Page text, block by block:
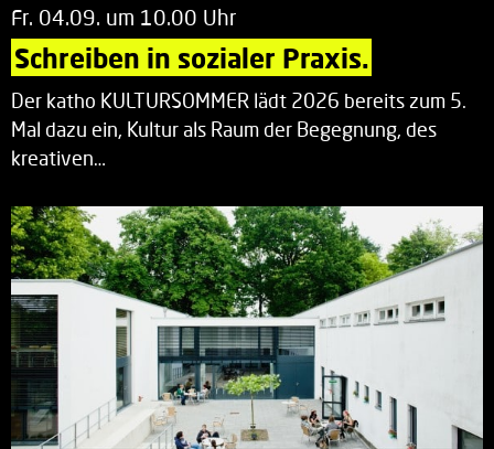
Fr. 04.09. um 10.00 Uhr
Schreiben in sozialer Praxis.
Der katho KULTURSOMMER lädt 2026 bereits zum 5.
Mal dazu ein, Kultur als Raum der Begegnung, des
kreativen…